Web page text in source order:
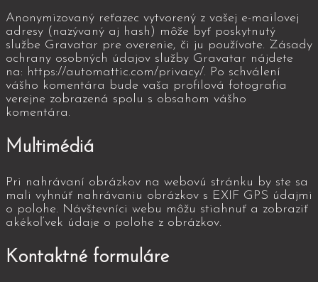
Anonymizovaný reťazec vytvorený z vašej e-mailovej
adresy (nazývaný aj hash) môže byť poskytnutý
službe Gravatar pre overenie, či ju používate. Zásady
ochrany osobných údajov služby Gravatar nájdete
na: https://automattic.com/privacy/. Po schválení
vášho komentára bude vaša profilová fotografia
verejne zobrazená spolu s obsahom vášho
komentára.
Multimédiá
Pri nahrávaní obrázkov na webovú stránku by ste sa
mali vyhnúť nahrávaniu obrázkov s EXIF GPS údajmi
o polohe. Návštevníci webu môžu stiahnuť a zobraziť
akékoľvek údaje o polohe z obrázkov.
Kontaktné formuláre